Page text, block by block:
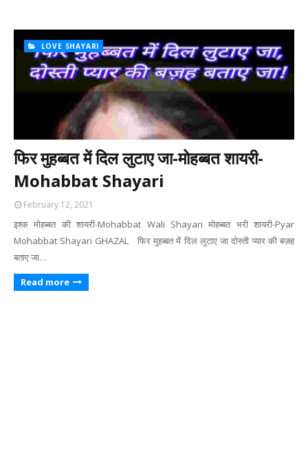
LOVE SHAYARI
फिर मुहब्बत में दिल लुटाए जा-मोहब्बत शायरी-
Mohabbat Shayari
February 12, 2021
इश्क मोहब्बत की शायरी-Mohabbat Wali Shayari मोहब्बत भरी शायरी-Pyar
Mohabbat Shayari GHAZAL फिर मुहब्बत में दिल लुटाए जा दोस्ती प्यार की बज़ह
बताए जा…
Read more